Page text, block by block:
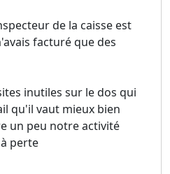
de la caisse est
facturé que des
inutiles sur le dos qui
qu'il vaut mieux bien
un peu notre activité
perte